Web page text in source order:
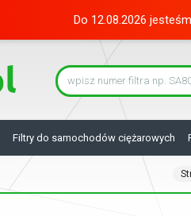
Do 12.08.2026
Filtry do samochodów ciężarowych